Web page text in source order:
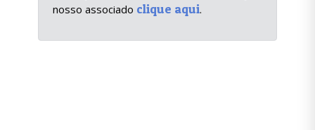
nosso associado clique aqui.